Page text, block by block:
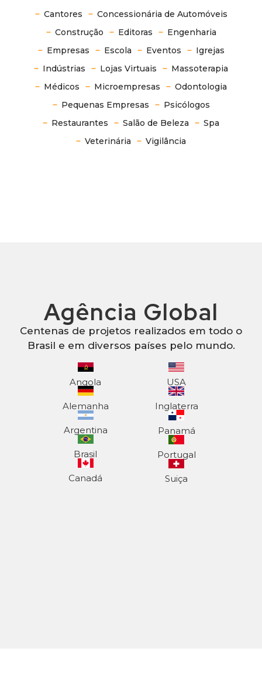
Cantores
Concessionária de Automóveis
Construção
Editoras
Engenharia
Empresas
Escola Eventos
Igrejas
Indústrias
Lojas Virtuais
Massoterapia
Médicos
Microempresas
Odontologia
Pequenas Empresas
Psicólogos
Restaurantes
Salão de Beleza
Spa
Veterinária
Vigilância
Agência Global
Centenas de projetos realizados em todo o
Brasil e em diversos países pelo mundo.
Angola
Alemanha
Argentina
Brasil
Canadá
USA
Inglaterra
Panamá
Portugal
Suiça